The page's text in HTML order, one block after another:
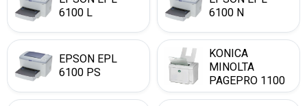
6100 L
6100 N
EPSON EPL
6100 PS
KONICA
MINOLTA
PAGEPRO 1100